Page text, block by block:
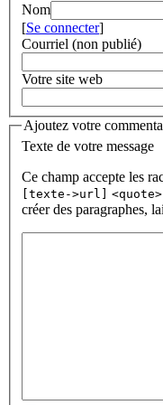
Nom
[Se connecter]
Courriel (non publié)
Votre site web
Ajoutez votre
Texte de votre message
Ce champ accepte les
[texte->url]
<quote>
créer des paragraphes,